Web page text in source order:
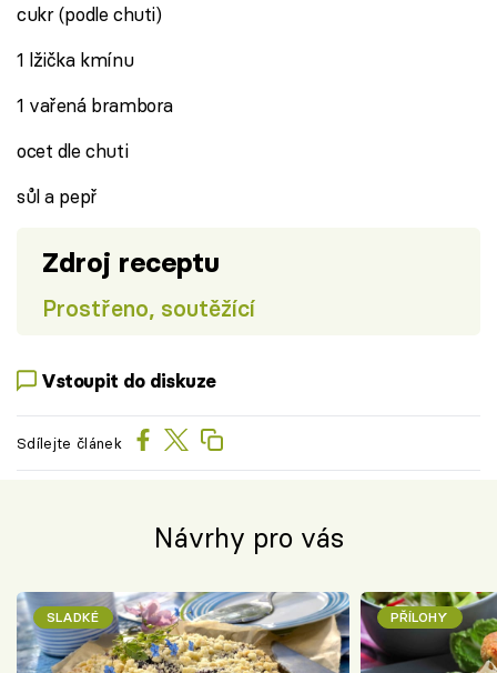
cukr (podle chuti)
1 lžička kmínu
1 vařená brambora
ocet dle chuti
sůl a pepř
Zdroj receptu
Prostřeno, soutěžící
Vstoupit do diskuze
Sdílejte článek
Návrhy pro vás
SLADKÉ PŘÍLOHY